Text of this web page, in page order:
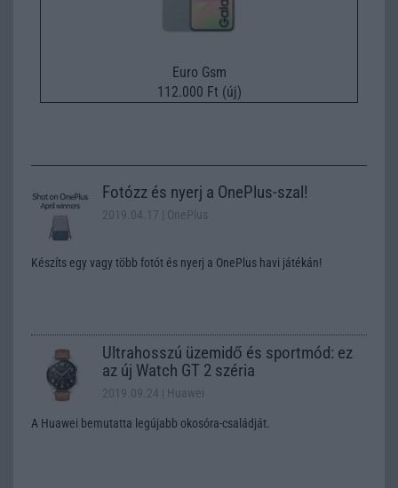
Euro Gsm
112.000 Ft (új)
Fotózz és nyerj a OnePlus-szal!
2019.04.17 | OnePlus
Készíts egy vagy több fotót és nyerj a OnePlus havi játékán!
Ultrahosszú üzemidő és sportmód: ez
az új Watch GT 2 széria
2019.09.24 | Huawei
A Huawei bemutatta legújabb okosóra-családját.